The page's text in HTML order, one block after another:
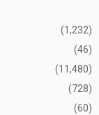
(1,232)
(46)
(11,480)
(728)
(60)